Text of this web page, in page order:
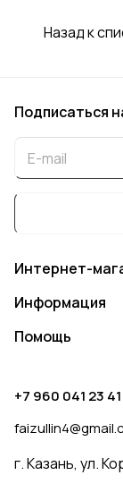
Назад к
Подписаться
Интернет-
Информация
Помощь
+7 960 041 23 41
г. Казань, ул.